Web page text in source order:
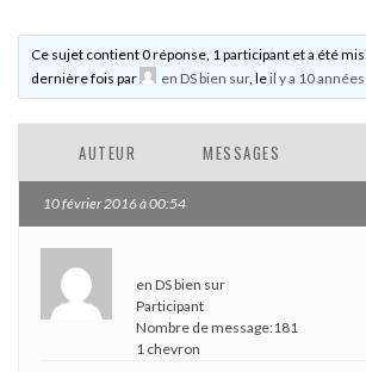
Ce sujet contient 0 réponse, 1 participant et a été
dernière fois par
en DS bien sur, leil y a 10
AUTEUR MESSAGES
10 février 2016 à 00:54
en DS bien sur
Participant
Nombre de message:181
1 chevron